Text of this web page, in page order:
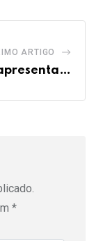
ARTIGO
*